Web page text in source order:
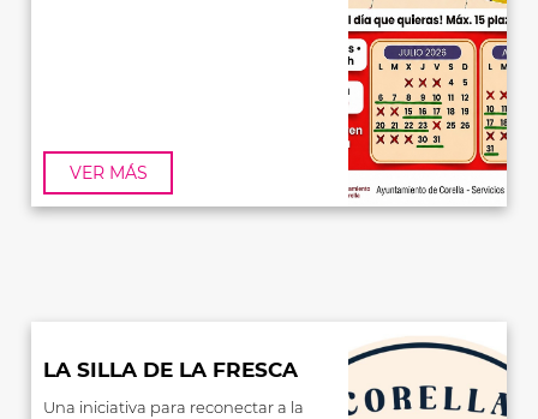
VER MÁS
LA SILLA DE LA FRESCA
Una iniciativa para reconectar a la